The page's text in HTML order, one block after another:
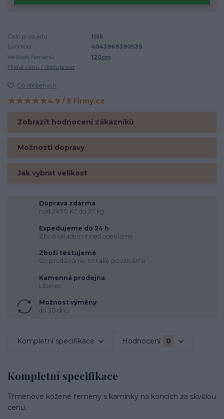
Číslo produktu:
1155
EAN kód:
4043969390535
Velikosti řemenů:
120cm
Hlídat cenu / dostupnost
Do oblíbených
Hodnocení na Firmy.cz
★★★★★4.9 / 5 Firmy.cz
Zobrazit hodnocení zákazníků
Možnosti dopravy
Jak vybrat velikost
Doprava zdarma
nad 2490 Kč do 27 kg
Expedujeme do 24 h
Zboží skladem ihned odesíláme
Zboží testujeme
Co prodáváme, to také používáme
Kamenná prodejna
Liberec
Možnost výměny
do 30 dnů
Kompletní specifikace Hodnocení 0
Kompletní specifikace
Třmenové kožené řemeny s kamínky na koncích za skvělou
cenu.